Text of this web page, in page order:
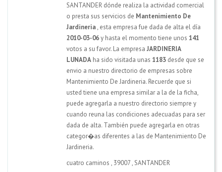
SANTANDER dónde realiza la actividad comercial
o presta sus servicios de Mantenimiento De
Jardineria, esta empresa fue dada de alta el día
2010-03-06y hasta el momento tiene unos 141
votos a su favor. La empresa JARDINERIA
LUNADA ha sido visitada unas 1183 desde que se
envio a nuestro directorio de empresas sobre
Mantenimiento De Jardineria. Recuerde que si
usted tiene una empresa similar a la de la ficha,
puede agregarla a nuestro directorio siempre y
cuando reuna las condiciones adecuadas para ser
dada de alta. También puede agregarla en otras
categor�as diferentes a las de Mantenimiento De
Jardineria.
cuatro caminos , 39007,SANTANDER